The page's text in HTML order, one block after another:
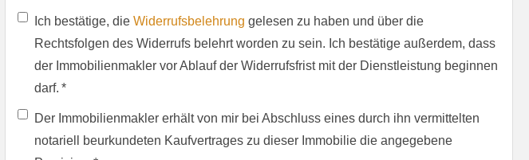
Ich bestätige, die Widerrufsbelehrung gelesen zu haben und über die
Rechtsfolgen des Widerrufs belehrt worden zu sein. Ich bestätige außerdem, dass
der Immobilienmakler vor Ablauf der Widerrufsfrist mit der Dienstleistung beginnen
darf. *
Der Immobilienmakler erhält von mir bei Abschluss eines durch ihn vermittelten
notariell beurkundeten Kaufvertrages zu dieser Immobilie die angegebene